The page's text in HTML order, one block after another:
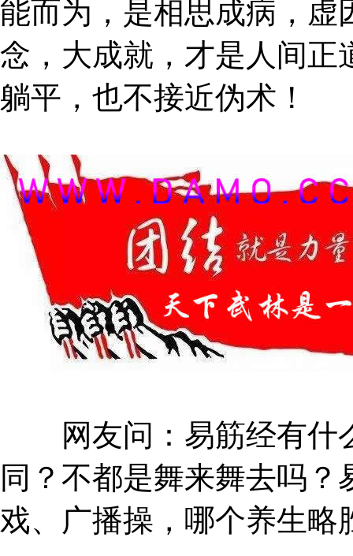
能而为，是相思成病，虚
念，大成就，才是人间正
躺平，也不接近伪术！
网友问：易筋经有什
同？不都是舞来舞去吗
戏、广播操，哪个养生略